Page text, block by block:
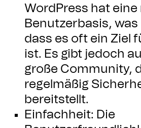
WordPress hat eine
Benutzerbasis,
dass es oft ein Ziel
ist. Es gibt jedoch
große Community,
regelmäßig
bereitstellt.
Einfachheit: Die